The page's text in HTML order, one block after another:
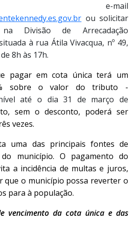
e-mail
ou solicitar
na Divisão de Arrecadação
à rua Átila Vivacqua, nº 49,
8h às 17h.
pagar em cota única terá um
sobre o valor do tributo -
até o dia 31 de março de
sem o desconto, poderá ser
vezes.
uma das principais fontes de
município. O pagamento do
a incidência de multas e juros,
que o município possa reverter o
para à população.
vencimento da cota única e das